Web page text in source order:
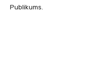
Publikums.